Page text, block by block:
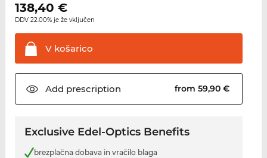
138,40 €
DDV 22.00% je že vključen
Vkošarico
Add prescription from 59,90 €
Exclusive Edel-Optics Benefits
brezplačna dobava in vračilo blaga